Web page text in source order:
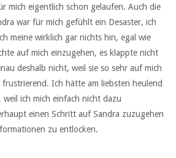
mich eigentlich schon gelaufen. Auch die
war für mich gefühlt ein Desaster, ich
meine wirklich gar nichts hin, egal wie
auf mich einzugehen, es klappte nicht
deshalb nicht, weil sie so sehr auf mich
Ich hätte am liebsten heulend
ich mich einfach nicht dazu
einen Schritt auf Sandra zuzugehen
zu entlocken.